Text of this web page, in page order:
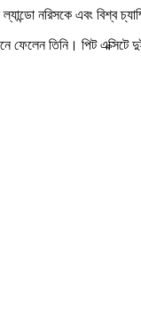
নরিসকে এবং বিশ্ব
তিনি। পিট